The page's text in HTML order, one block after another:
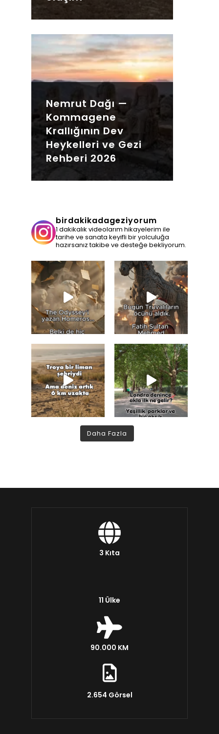
Nemrut Dağı —
Kommagene
Krallığının Dev
Heykelleri ve Gezi
Rehberi 2026
birdakikadageziyorum
1 dakikalık videolarım hikayelerim ile
tarihe ve sanata keyifli bir yolculuğa
hazırsanız takibe ve desteğe bekliyorum.
Daha Fazla
3 Kıta
11 Ülke
90.000 KM
2.654 Görsel